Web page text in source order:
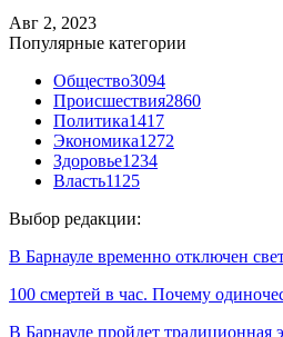
Авг 2, 2023
Популярные категории
Общество3094
Происшествия2860
Политика1417
Экономика1272
Здоровье1234
Власть1125
Выбор редакции:
В Барнауле временно отключен
100 смертей в час. Почему
В Барнауле пройдет традиционная